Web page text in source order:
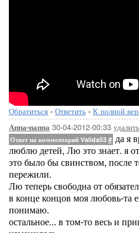
Обратиться - Ответить - К полной
Аппа-паппа 30-04-2012-00:33 удалить
Ответ на комментарий Valida53 # да я
люблю детей, Лю это знает. я
это было бы свинством, после
пережили.
Лю теперь свободна от
в конце концов моя любовь-та
понимаю.
остальное... в том-то весь и